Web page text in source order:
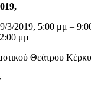
3/2019, 5:00 μμ –
μμ
Θεάτρου